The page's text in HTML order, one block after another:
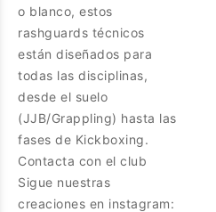
o blanco, estos
rashguards técnicos
están diseñados para
todas las disciplinas,
desde el suelo
(JJB/Grappling) hasta las
fases de Kickboxing.
Contacta con el club
Sigue nuestras
creaciones en instagram: